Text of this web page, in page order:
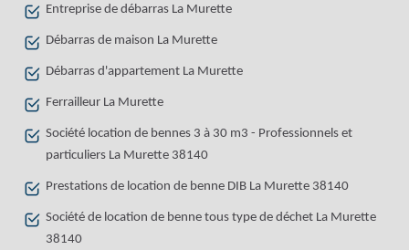
Entreprise de débarras La Murette
Débarras de maison La Murette
Débarras d'appartement La Murette
Ferrailleur La Murette
Société location de bennes 3 à 30 m3 - Professionnels et
particuliers La Murette 38140
Prestations de location de benne DIB La Murette 38140
Société de location de benne tous type de déchet La Murette
38140